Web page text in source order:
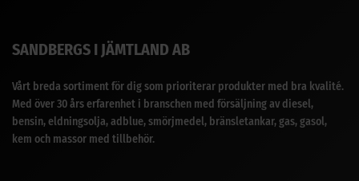
SANDBERGS I JÄMTLAND AB
Vårt breda sortiment för dig som prioriterar produkter med bra kvalité.
Med över 30 års erfarenhet i branschen med försäljning av diesel,
bensin, eldningsolja, adblue, smörjmedel, bränsletankar, gas, gasol,
kem och massor med tillbehör.